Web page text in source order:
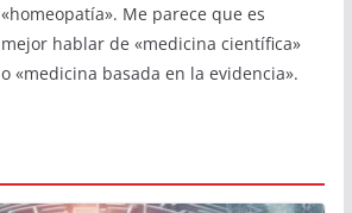
«homeopatía». Me parece que es
mejor hablar de «medicina científica»
o «medicina basada en la evidencia».